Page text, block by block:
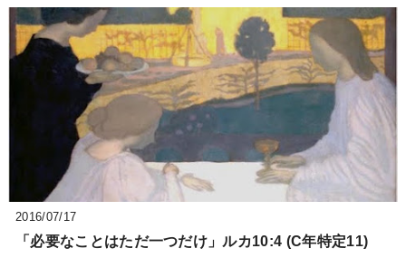
2016/07/17
「必要なことはただ一つだけ」ルカ10:4 (C年特定11)